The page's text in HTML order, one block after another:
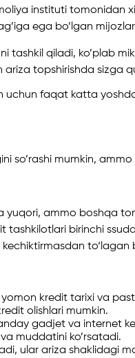
instituti tomonidan
ega bo’lgan
tashkil qiladi, ko’plab
topshirishda sizga
uchun faqat katta
so’rashi mumkin,
yuqori, ammo boshqa
birinchi
to‘lagan
kredit tarixi va
olishlari mumkin.
gadjet va internet
muddatini ko’rsatadi.
ular ariza shaklidagi